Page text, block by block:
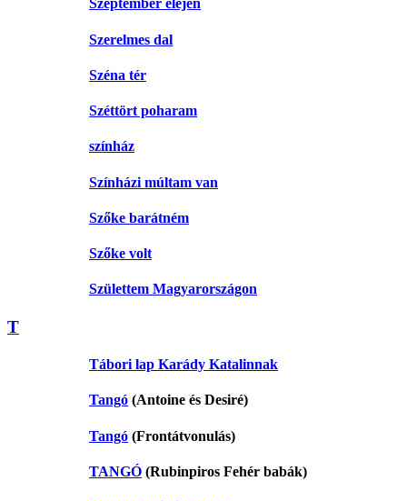
Szeptember elején
Szerelmes dal
Széna tér
Széttört poharam
színház
Színházi múltam van
Szőke barátném
Szőke volt
Születtem Magyarországon
T
Tábori lap Karády Katalinnak
Tangó (Antoine és Desiré)
Tangó (Frontátvonulás)
TANGÓ (Rubinpiros Fehér babák)